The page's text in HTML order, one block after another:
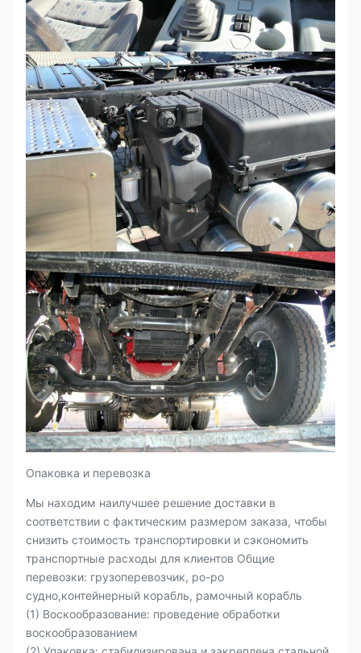
Опаковка и перевозка
Мы находим наилучшее решение доставки в
соответствии с фактическим размером заказа, чтобы
снизить стоимость транспортировки и сэкономить
транспортные расходы для клиентов Общие
перевозки: грузоперевозчик, ро-ро
судно,контейнерный корабль, рамочный корабль
(1) Воскообразование: проведение обработки
воскообразованием